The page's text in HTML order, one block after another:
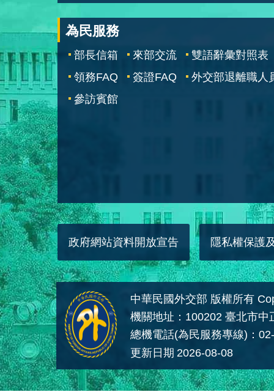
為民服務
部長信箱 來部交流
雙語辭彙對照表
領務FAQ
簽證FAQ
外交部退離職人
參訪賓館
政府網站資料開放宣告 隱私權保護
中華民國外交部 版權所有
機關地址：100202 臺北市中
總機電話(為民服務專線)：
更新日期 2026-08-08